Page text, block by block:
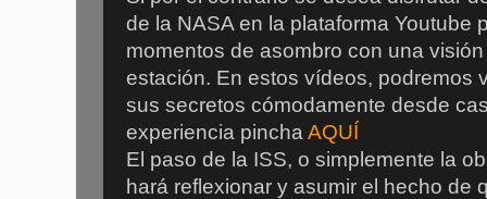
de la NASA en la plataforma Youtube
momentos de asombro con una
estación. En estos vídeos, podremos
sus secretos cómodamente desde
experiencia pincha AQUÍ
El paso de la ISS, o simplemente la
hará reflexionar y asumir el hecho de